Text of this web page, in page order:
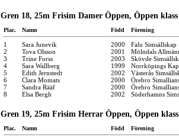
Gren 18, 25m Frisim Damer Öppen, Öppen
Plac. Namn Född Förening
1 Sara Junevik 2000
Falu Simsällskap
2
Tova Olsson 2001
Mölndals
3
Trine Forss 2003
Skövde
4
Sara Wallberg 1999
Norrköpings
5
Edith Jernstedt 2002
Västerås
6
Clara Momats 2000
Örebro
7
Sandra Rääf 2000
Örebro
8
Elsa Bergh 2002 Söderhamns
Gren 19, 25m Frisim Herrar Öppen, Öppen
Plac. Namn Född Förening